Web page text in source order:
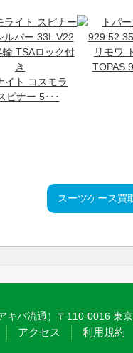
イト コスモラ
ピナー 5･･･
リモワ
TOPAS
スーツケース買
キバ流通）〒110-0016 東
アクセス 利用規約